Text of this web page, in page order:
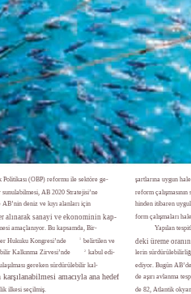
Politikası (OBP) reformu ile sektöre ge-
AB 2020 Stratejisi’ne
AB’nin deniz ve kıyı alanları için
alınarak sanayi ve ekonominin kap-
amaçlanıyor. Bu kapsamda, Bir-
Hukuku Kongresi’nde
1
belirtilen ve
Kalkınma Zirvesi’nde
2
kabul edi-
gereken sürdürülebilir kal-
amacıyla ana hedef
ilkesi seçilmiş.
şartlarına uygun
reform
hinden itibaren
form çalışmaları
Yapılan
deki üreme
lerin
ediyor. Bugün
de aşırı avlanma
de 82, Atlantik